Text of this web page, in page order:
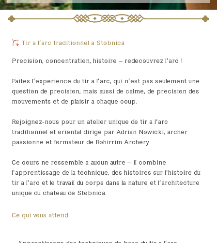
Tir à l’arc traditionnel à Stobnica
Précision, concentration, histoire – redécouvrez l’arc !
Faites l’expérience du tir à l’arc, qui n’est pas seulement une
question de précision, mais aussi de calme, de précision des
mouvements et de plaisir à chaque coup.
Rejoignez-nous pour un atelier unique de tir à l’arc
traditionnel et oriental dirigé par Adrian Nowicki, archer
passionné et formateur de Rohirrim Archery.
Ce cours ne ressemble à aucun autre – il combine
l’apprentissage de la technique, des histoires sur l’histoire du
tir à l’arc et le travail du corps dans la nature et l’architecture
unique du château de Stobnica.
Ce qui vous attend